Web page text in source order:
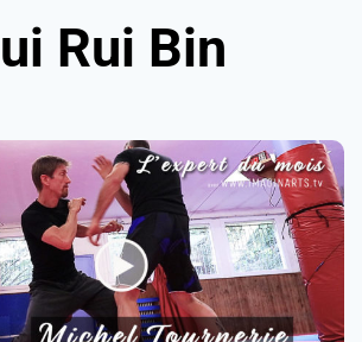
Rui Bin